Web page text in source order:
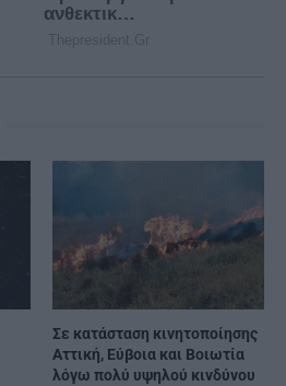
Σε κατάσταση κινητοποίησης
Αττική, Εύβοια και Βοιωτία
λόγω πολύ υψηλού κινδύνου